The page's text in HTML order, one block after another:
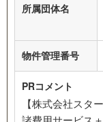
所属団体名
物件管理番号
PRコメント
【株式会社スタ